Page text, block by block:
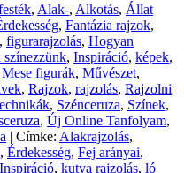
, Alak-, Alkotás, Állat
, Fantázia rajzok,
, figurarajzolás, Hogyan
, Inspiráció, képek,
Mese figurák, Művészet,
, Rajzok, rajzolás, Rajzolni
, Szénceruza, Színek,
, Új Online Tanfolyam,
| Címke: Alakrajzolás,
, Érdekesség, Fej arányai,
Inspiráció, kutya rajzolás, ló